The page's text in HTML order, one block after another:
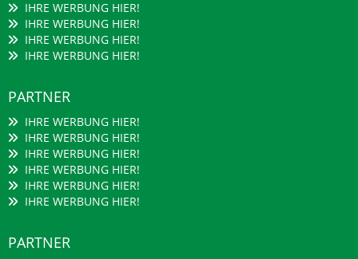
IHRE WERBUNG HIER!
IHRE WERBUNG HIER!
IHRE WERBUNG HIER!
IHRE WERBUNG HIER!
PARTNER
IHRE WERBUNG HIER!
IHRE WERBUNG HIER!
IHRE WERBUNG HIER!
IHRE WERBUNG HIER!
IHRE WERBUNG HIER!
IHRE WERBUNG HIER!
PARTNER